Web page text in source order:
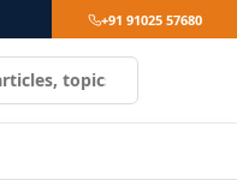
+91 91025 57680